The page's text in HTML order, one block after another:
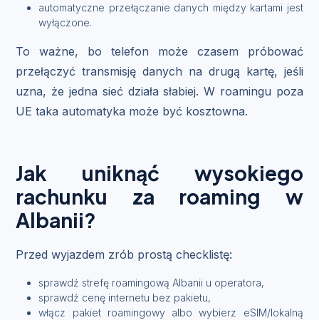
automatyczne przełączanie danych między kartami jest
wyłączone.
To ważne, bo telefon może czasem próbować
przełączyć transmisję danych na drugą kartę, jeśli
uzna, że jedna sieć działa słabiej. W roamingu poza
UE taka automatyka może być kosztowna.
Jak uniknąć wysokiego
rachunku za roaming w
Albanii?
Przed wyjazdem zrób prostą checklistę:
sprawdź strefę roamingową Albanii u operatora,
sprawdź cenę internetu bez pakietu,
włącz pakiet roamingowy albo wybierz eSIM/lokalną